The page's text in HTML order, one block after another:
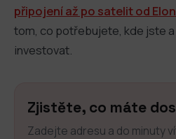
připojení až po satelit od
tom, co potřebujete, kde jste
investovat.
Zjistěte, co máte
Zadejte adresu a do minuty